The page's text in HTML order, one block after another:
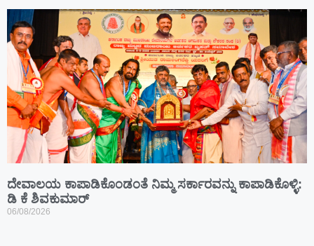
ದೇವಾಲಯ ಕಾಪಾಡಿಕೊಂಡಂತೆ ನಿಮ್ಮ ಸರ್ಕಾರವನ್ನು ಕಾಪಾಡಿಕೊಳ್ಳಿ:
ಡಿ ಕೆ ಶಿವಕುಮಾರ್
06/08/2026